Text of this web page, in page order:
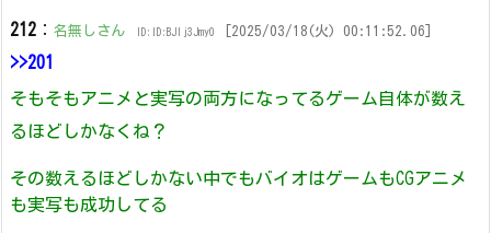
212 ： 名無しさん ID:ID:BJIj3Jmy0 [2025/03/18(火) 00:11:52.06]
>>201
そもそもアニメと実写の両方になってるゲーム自体が数え
るほどしかなくね？
その数えるほどしかない中でもバイオはゲームもCGアニメ
も実写も成功してる